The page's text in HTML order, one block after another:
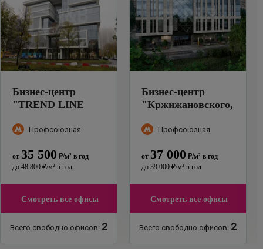
Бизнес-центр
"TREND LINE
Профсоюзная
от 35 500 ₽/м² в год
до 48 800 ₽/м² в год
Смотреть все офисы
Всего свободно офисов: 2
Бизнес-центр
"Кржижановского,
Профсоюзная
от 37 000 ₽/м² в год
до 39 000 ₽/м² в год
Смотреть все офисы
Всего свободно офисов: 2